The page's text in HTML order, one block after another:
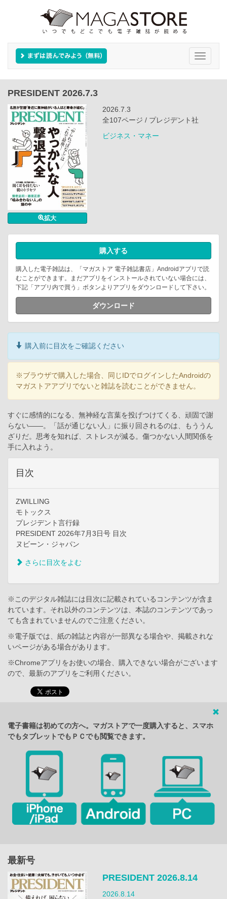
Toggle
PRESIDENT 2026.7.3
拡大
2026.7.3
全107ページ / プレジデント社
ビジネス・マネー
購入する
購入した電子雑誌は、「マガストア 電子雑誌書店」Androidアプリで読
むことができます。まだアプリをインストールされていない場合には、
下記「アプリ内で買う」ボタンよりアプリをダウンロードして下さい。
ダウンロード
購入前に目次をご確認ください
※ブラウザで購入した場合、同じIDでログインしたAndroidの
マガストアアプリでないと雑誌を読むことができません。
すぐに感情的になる、無神経な言葉を投げつけてくる、頑固で謝
らない――。「話が通じない人」に振り回されるのは、もううん
ざりだ。思考を知れば、ストレスが減る。傷つかない人間関係を
手に入れよう。
目次
ZWILLING
モトックス
プレジデント言行録
PRESIDENT 2026年7月3日号 目次
ヌビーン・ジャパン
さらに目次をよむ
※このデジタル雑誌には目次に記載されているコンテンツが含ま
れています。それ以外のコンテンツは、本誌のコンテンツであっ
ても含まれていませんのでご注意ください。
※電子版では、紙の雑誌と内容が一部異なる場合や、掲載されな
いページがある場合があります。
※Chromeアプリをお使いの場合、購入できない場合がございます
ので、最新のアプリをご利用ください。
電子書籍は初めての方へ。マガストアで一度購入すると、スマホ
でもタブレットでもＰＣでも閲覧できます。
最新号
PRESIDENT 2026.8.14
2026.8.14